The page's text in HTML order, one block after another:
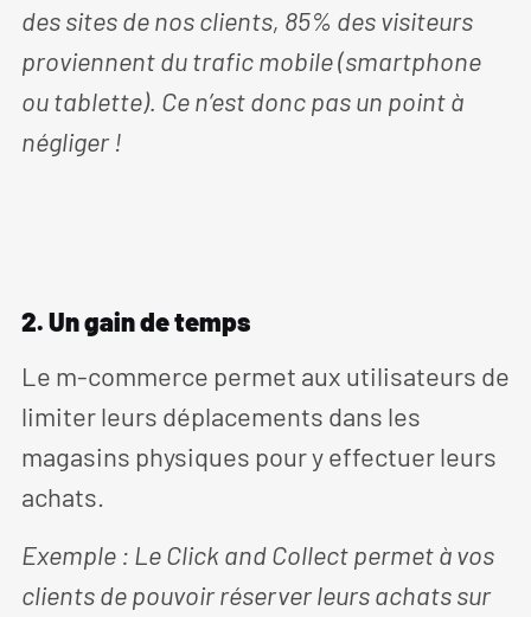
des sites de nos clients, 85% des visiteurs
proviennent du trafic mobile (smartphone
ou tablette). Ce n’est donc pas un point à
négliger !
2. Un gain de temps
Le m-commerce permet aux utilisateurs de
limiter leurs déplacements dans les
magasins physiques pour y effectuer leurs
achats.
Exemple : Le Click and Collect permet à vos
clients de pouvoir réserver leurs achats sur